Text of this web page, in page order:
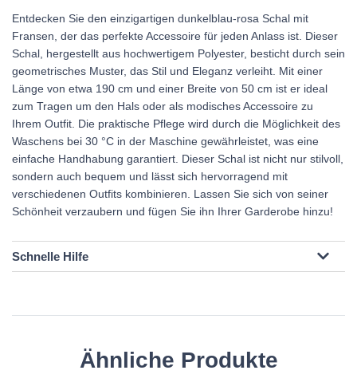
Entdecken Sie den einzigartigen dunkelblau-rosa Schal mit
Fransen, der das perfekte Accessoire für jeden Anlass ist. Dieser
Schal, hergestellt aus hochwertigem Polyester, besticht durch sein
geometrisches Muster, das Stil und Eleganz verleiht. Mit einer
Länge von etwa 190 cm und einer Breite von 50 cm ist er ideal
zum Tragen um den Hals oder als modisches Accessoire zu
Ihrem Outfit. Die praktische Pflege wird durch die Möglichkeit des
Waschens bei 30 °C in der Maschine gewährleistet, was eine
einfache Handhabung garantiert. Dieser Schal ist nicht nur stilvoll,
sondern auch bequem und lässt sich hervorragend mit
verschiedenen Outfits kombinieren. Lassen Sie sich von seiner
Schönheit verzaubern und fügen Sie ihn Ihrer Garderobe hinzu!
Schnelle Hilfe
Ähnliche Produkte